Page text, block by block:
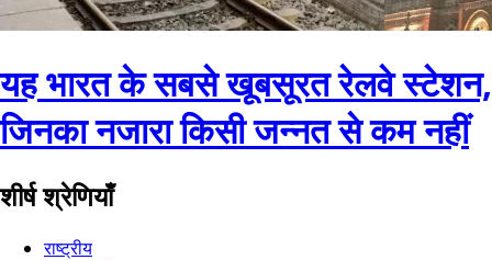
यह भारत के सबसे खूबसूरत रेलवे स्टेशन,
जिनका नजारा किसी जन्नत से कम नहीं
शीर्ष श्रेणियाँ
राष्ट्रीय